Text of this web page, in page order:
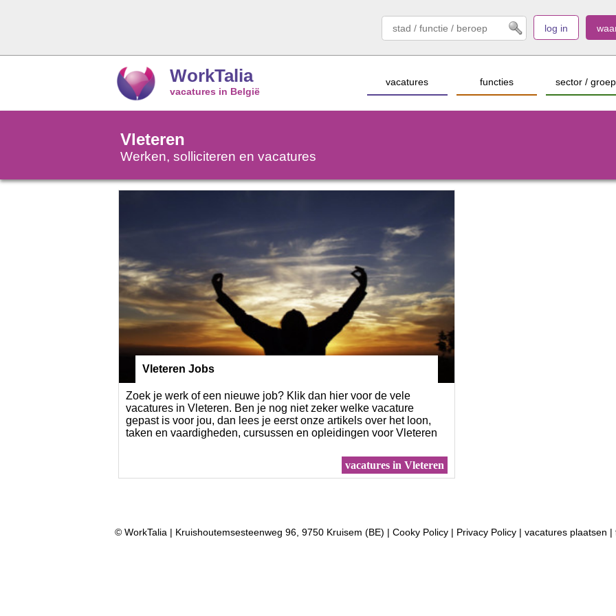
log in
WorkTalia
vacatures in België
sector / groep
functies
vacatures
Vleteren
Werken, solliciteren en vacatures
Vleteren Jobs
Zoek je werk of een nieuwe job? Klik dan hier voor de vele
vacatures in Vleteren. Ben je nog niet zeker welke vacature
gepast is voor jou, dan lees je eerst onze artikels over het loon,
taken en vaardigheden, cursussen en opleidingen voor Vleteren
vacatures in Vleteren
© WorkTalia | Kruishoutemsesteenweg 96, 9750 Kruisem (BE) | Cooky Policy | Privacy Policy | vacatures plaatsen |